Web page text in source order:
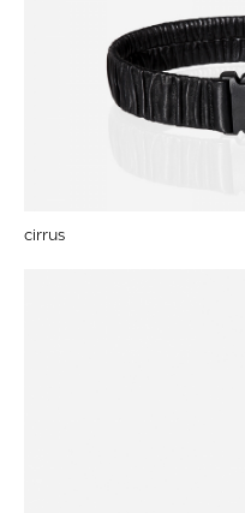
cirrus